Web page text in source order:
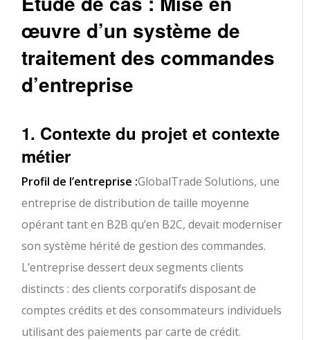
œuvre d’un système de
traitement des commandes
d’entreprise
1. Contexte du projet et contexte
métier
Profil de l’entreprise :GlobalTrade Solutions, une
entreprise de distribution de taille moyenne
opérant tant en B2B qu’en B2C, devait moderniser
son système hérité de gestion des commandes.
L’entreprise dessert deux segments clients
distincts : des clients corporatifs disposant de
comptes crédits et des consommateurs individuels
utilisant des paiements par carte de crédit.